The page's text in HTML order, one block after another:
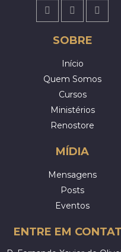
SOBRE
Início
Quem Somos
Cursos
Ministérios
Renostore
MÍDIA
Mensagens
Posts
Eventos
ENTRE EM